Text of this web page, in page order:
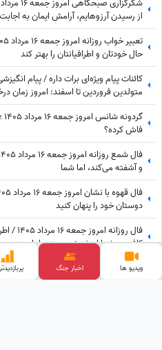
از رسیدن آرزوهایم، آرامشِ ایمان به
حال خودتان و اطرافیانتان را بهتر کند
متولدین فروردین تا اسفند: امروز
فاش کرده؟
و آشفته می‌کند، اما شما
دوستان خود را پنهان کنید
فال
کافی به شما ارزش نمی‌دهند، اما به
سبب آن غم و اندوه می‌خوری، اما ...
ویدیو ها اخبار جنگ